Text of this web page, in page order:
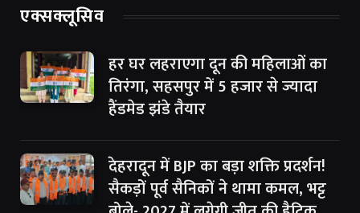
एक्सक्लूसिव
हर घर लहराएगा दून की महिलाओं का
तिरंगा, सहसपुर में 5 हजार से ज्यादा
हैंडमेड झंडे तैयार
देहरादून में BJP का बड़ा शक्ति प्रदर्शन!
सैकड़ों पूर्व सैनिकों ने थामा कमल, भट्ट